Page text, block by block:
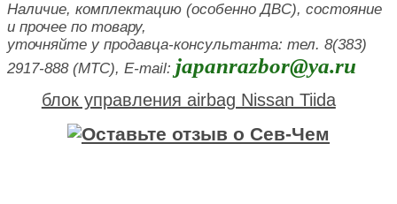
Наличие, комплектацию (особенно ДВС), состояние
и прочее по товару,
уточняйте у продавца-консультанта: тел. 8(383)
2917-888 (МТС), E-mail: japanrazbor@ya.ru
блок управления airbag Nissan Tiida